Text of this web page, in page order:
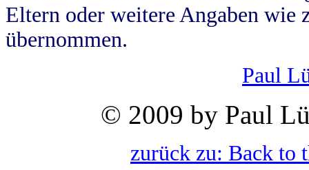
Eltern oder weitere Angaben wie
übernommen.
Paul
© 2009 by Paul
zurück zu: Back to